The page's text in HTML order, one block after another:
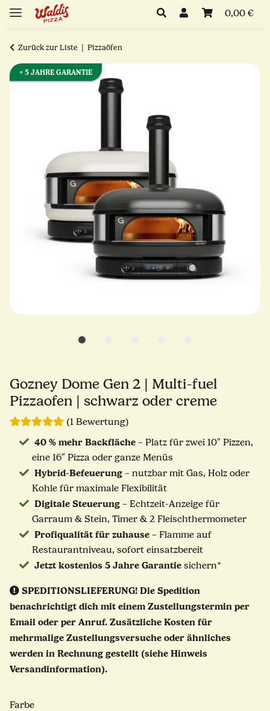
0,00 €
Zurück zur Liste Pizzaöfen
+ 5 JAHRE GARANTIE
Gozney Dome Gen 2 | Multi-fuel
Pizzaofen | schwarz oder creme
(1 Bewertung)
40 % mehr Backfläche– Platz für zwei 10″ Pizzen,
eine 16″ Pizza oder ganze Menüs
Hybrid-Befeuerung– nutzbar mit Gas, Holz oder
Kohle für maximale Flexibilität
Digitale Steuerung– Echtzeit-Anzeige für
Garraum & Stein, Timer & 2 Fleischthermometer
Profiqualität für zuhause– Flamme auf
Restaurantniveau, sofort einsatzbereit
Jetzt kostenlos 5 Jahre Garantiesichern*
SPEDITIONSLIEFERUNG! Die Spedition
benachrichtigt dich mit einem Zustellungstermin per
Email oder per Anruf. Zusätzliche Kosten für
mehrmalige Zustellungsversuche oder ähnliches
werden in Rechnung gestellt (siehe Hinweis
Versandinformation).
Farbe